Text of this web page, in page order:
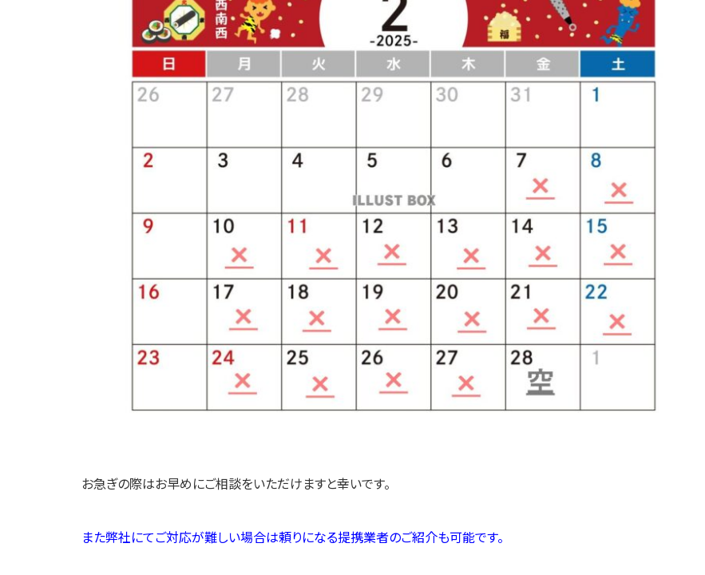
お急ぎの際はお早めにご相談をいただけますと幸いです。
また弊社にてご対応が難しい場合は頼りになる提携業者のご紹介も可能です。